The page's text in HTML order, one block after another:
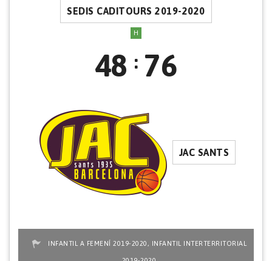
SEDIS CADITOURS 2019-2020
H
48 : 76
JAC SANTS
INFANTIL A FEMENÍ 2019-2020 , INFANTIL INTERTERRITORIAL